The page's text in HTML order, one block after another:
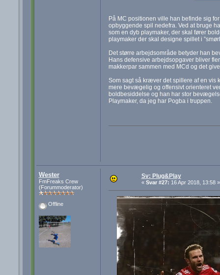
På MC positionen ville han befinde sig
opbyggende spil nedefra. Ved at bruge
som en dyb playmaker, der skal fører
playmaker der skal designe spillet i
Det større arbejdsområde betyder han
Hans defensive arbejdsopgaver bliver
makkerpar sammen med MCd og det
Som sagt så kræver det spillere af en vis
mere bevægelig og offensivt orienteret
boldbesiddelse og han har stor
Playmaker, da jeg har Pogba i truppen.
Wester
FmFreaks Crew
(Forummoderator)
Offline
Sv: Plug&Play
« Svar #27: 16 Apr 2018, 13:58 »